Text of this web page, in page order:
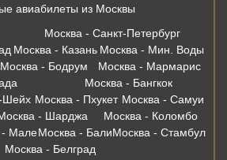
авиабилеты из Москвы
Москва - Санкт-Петербург
Москва - Казань Москва - Мин. Воды
Москва - Бодрум
Москва - Мармарис
Москва - Бангкок
Шейх Москва - Пхукет Москва - Самуи
- Шарджа
Москва - Коломбо
- МалеМосква - БалиМосква - Стамбул
Москва - Белград